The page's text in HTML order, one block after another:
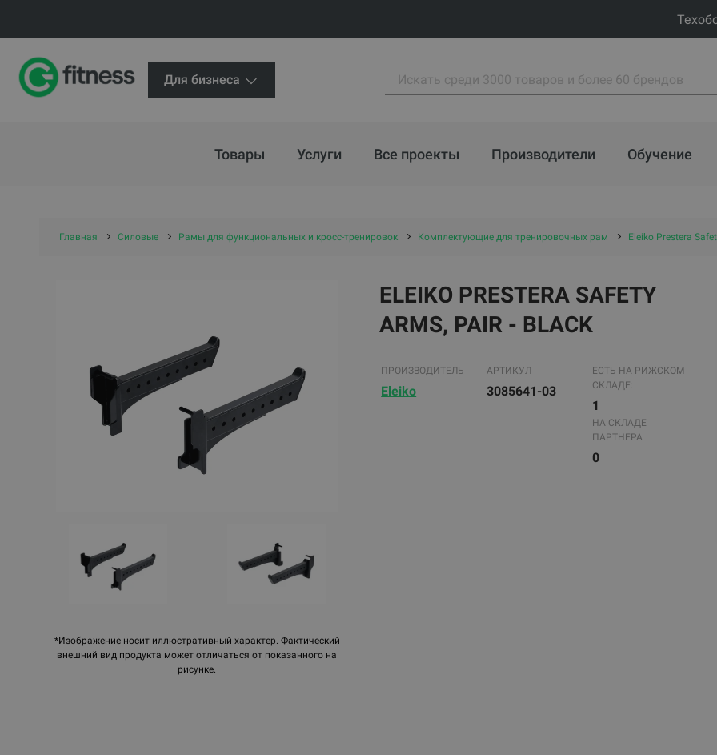
Для бизнеса
Товары Услуги Все проекты Производители Обучение
Главная Силовые Рамы для функциональных и кросс-тренировок Комплектующие для тренировочных рам Eleiko Prestera
*Изображение носит иллюстративный характер. Фактический
внешний вид продукта может отличаться от показанного на
рисунке.
ELEIKO PRESTERA SAFETY
ARMS, PAIR - BLACK
ПРОИЗВОДИТЕЛЬ
Eleiko
АРТИКУЛ
3085641-03
ЕСТЬ НА РИЖСКОМ
СКЛАДЕ:
1
НА СКЛАДЕ
ПАРТНЕРА
0